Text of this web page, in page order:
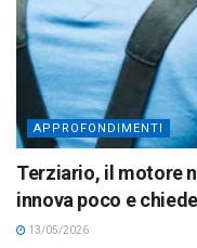
APPROFONDIMENTI
Terziario, il motore
innova poco e
13/05/2026